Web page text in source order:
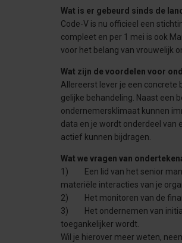
Wat is er gebeurd sinds de
Code-V is nu officieel een
compleet en per 1 mei is ook
voor het belang van vrouwelijk
Wat zijn de voordelen voor
Allereerst lever je een concrete
gelijke behandeling. Naast een
ondernemersklimaat kunnen
data en je wordt onderdeel van
actief kunnen bijdragen.
Wat we vragen van
1) Een lid van het senior
materiële interacties van je
2) Het monitoren van de
3) Het ondernemen van
toegankelijker wordt.
Wil je hierover meer weten,